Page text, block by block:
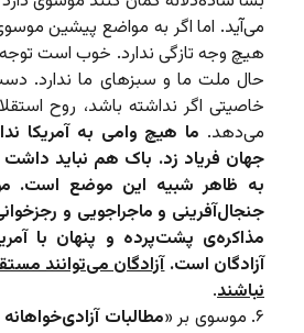
می‌آید. اما اگر به مواضع پیشین
هیچ وجه تازگی ندارد. خوب است توجه
حال ملت ما و سبزهای ما ندارد.
خاصیتی اگر نداشته باشد، روح
می‌دهد. ما هیچ وامی به آمریکا
جهان فریاد زد. باک هم نباید
به ظاهر شبیه این موضع است.
جنجال‌آفرینی و ماجراجویی و
مذاکره‌ی پشت‌پرده و پنهان با
آزادگان است.آزادگان می‌توانند
نباشند.
۶. موسوی بر «
مطالبات آزادی‌خواهانه